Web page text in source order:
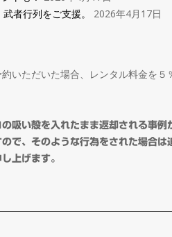
者行列をご支援。
2026年4月17日
いただいた場合、レンタル料金を
吸い殻を入れたまま返却される事例
で、そのような行為をされた場合は
上げます。